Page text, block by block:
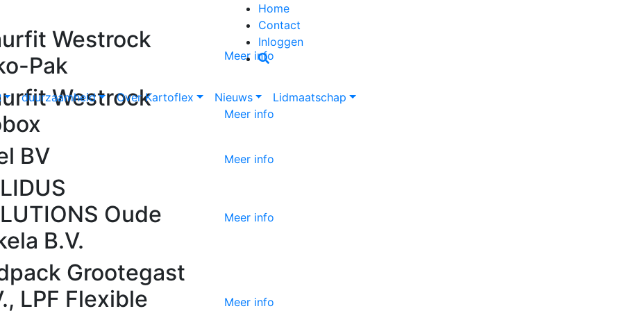
Home
Contact
Inloggen
duurzaamheid Over Kartoflex Nieuws Lidmaatschap
Westrock
Pak
Meer info
Westrock
Meer info
BV Meer info
Oude
B.V.
Meer info
Grootegast
LPF Flexible
Meer info